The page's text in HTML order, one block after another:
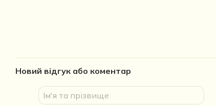
Новий відгук або коментар